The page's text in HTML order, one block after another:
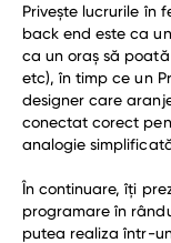
Privește lucrurile în
back end este ca
ca un oraș să
etc), în timp ce un
designer care
conectat corect
analogie
În continuare, îți
programare în
putea realiza într-